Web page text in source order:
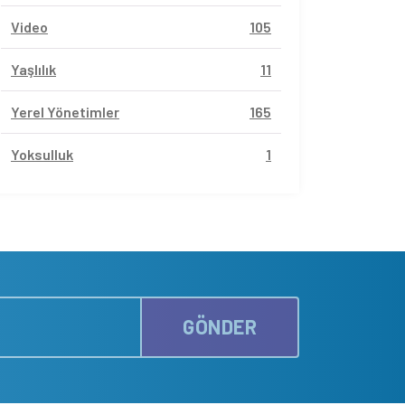
Video 105
Yaşlılık 11
Yerel Yönetimler 165
Yoksulluk 1
GÖNDER